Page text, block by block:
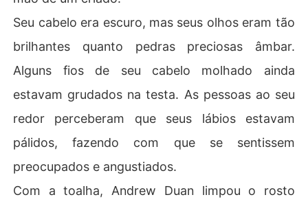
Seu cabelo era escuro, mas seus olhos eram tão
brilhantes quanto pedras preciosas âmbar.
Alguns fios de seu cabelo molhado ainda
estavam grudados na testa. As pessoas ao seu
redor perceberam que seus lábios estavam
pálidos, fazendo com que se sentissem
preocupados e angustiados.
Com a toalha, Andrew Duan limpou o rosto